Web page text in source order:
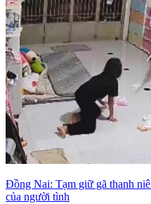
Đồng Nai: Tạm giữ gã thanh
của người tình